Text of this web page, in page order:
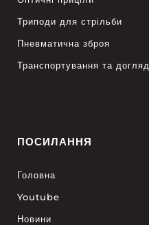
Триподи для стрільби
Пневматична зброя
Транспортування та догляд
ПОСИЛАННЯ
Головна
Youtube
Новини